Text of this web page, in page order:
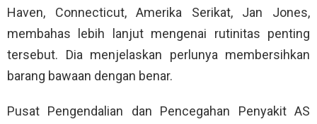
Haven, Connecticut, Amerika Serikat, Jan Jones,
membahas lebih lanjut mengenai rutinitas penting
tersebut. Dia menjelaskan perlunya membersihkan
barang bawaan dengan benar.
Pusat Pengendalian dan Pencegahan Penyakit AS